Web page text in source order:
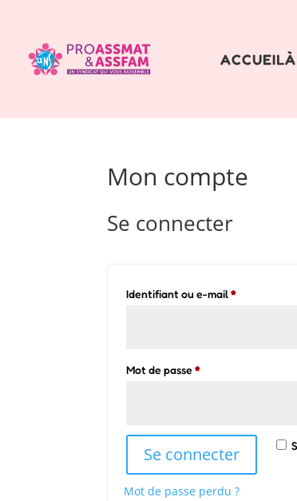
ACCUEIL
Mon compte
Se connecter
Identifiant ou e-mail*Obligatoire
Mot de passe*Obligatoire
Se connecter
Mot de passe perdu ?